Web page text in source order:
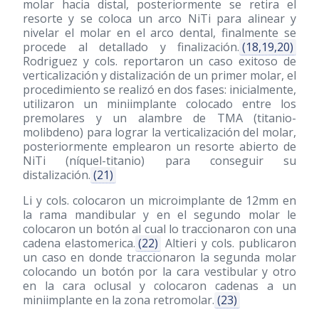
molar hacia distal, posteriormente se retira el
resorte y se coloca un arco NiTi para alinear y
nivelar el molar en el arco dental, finalmente se
procede al detallado y finalización. (18,19,20)
Rodriguez y cols. reportaron un caso exitoso de
verticalización y distalización de un primer molar, el
procedimiento se realizó en dos fases: inicialmente,
utilizaron un miniimplante colocado entre los
premolares y un alambre de TMA (titanio-
molibdeno) para lograr la verticalización del molar,
posteriormente emplearon un resorte abierto de
NiTi (níquel-titanio) para conseguir su
distalización. (21)
Li y cols. colocaron un microimplante de 12mm en
la rama mandibular y en el segundo molar le
colocaron un botón al cual lo traccionaron con una
cadena elastomerica. (22) Altieri y cols. publicaron
un caso en donde traccionaron la segunda molar
colocando un botón por la cara vestibular y otro
en la cara oclusal y colocaron cadenas a un
miniimplante en la zona retromolar. (23)